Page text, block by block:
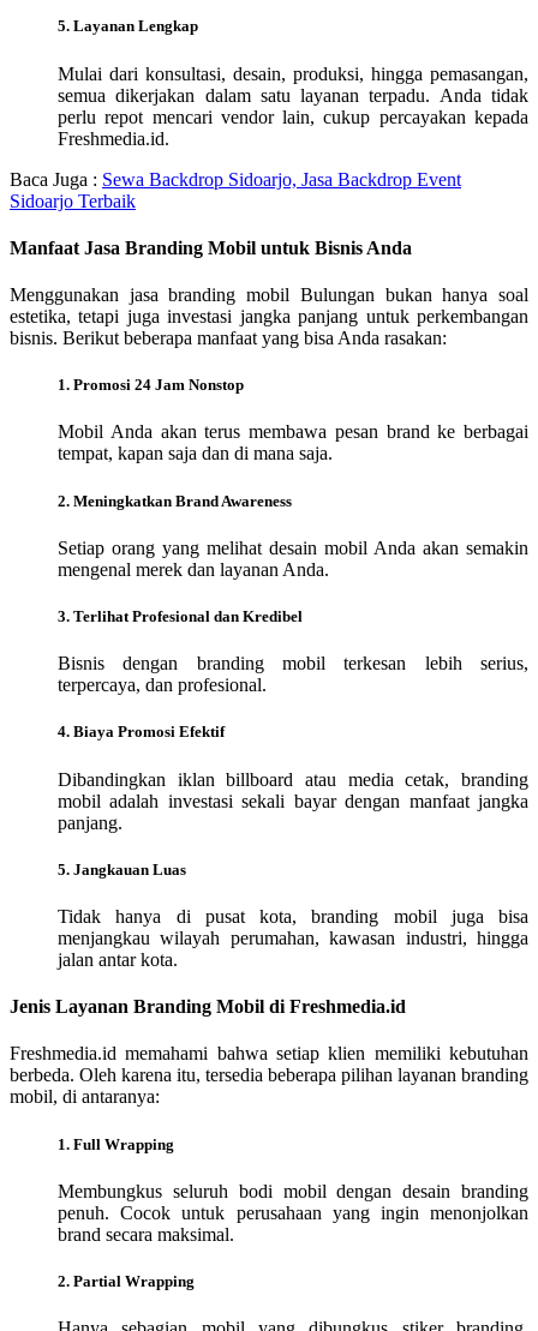
5. Layanan Lengkap
Mulai dari konsultasi, desain, produksi, hingga pemasangan,
semua dikerjakan dalam satu layanan terpadu. Anda tidak
perlu repot mencari vendor lain, cukup percayakan kepada
Freshmedia.id.
Baca Juga : Sewa Backdrop Sidoarjo, Jasa Backdrop Event
Sidoarjo Terbaik
Manfaat Jasa Branding Mobil untuk Bisnis Anda
Menggunakan jasa branding mobil Bulungan bukan hanya soal
estetika, tetapi juga investasi jangka panjang untuk perkembangan
bisnis. Berikut beberapa manfaat yang bisa Anda rasakan:
1. Promosi 24 Jam Nonstop
Mobil Anda akan terus membawa pesan brand ke berbagai
tempat, kapan saja dan di mana saja.
2. Meningkatkan Brand Awareness
Setiap orang yang melihat desain mobil Anda akan semakin
mengenal merek dan layanan Anda.
3. Terlihat Profesional dan Kredibel
Bisnis dengan branding mobil terkesan lebih serius,
terpercaya, dan profesional.
4. Biaya Promosi Efektif
Dibandingkan iklan billboard atau media cetak, branding
mobil adalah investasi sekali bayar dengan manfaat jangka
panjang.
5. Jangkauan Luas
Tidak hanya di pusat kota, branding mobil juga bisa
menjangkau wilayah perumahan, kawasan industri, hingga
jalan antar kota.
Jenis Layanan Branding Mobil di Freshmedia.id
Freshmedia.id memahami bahwa setiap klien memiliki kebutuhan
berbeda. Oleh karena itu, tersedia beberapa pilihan layanan branding
mobil, di antaranya:
1. Full Wrapping
Membungkus seluruh bodi mobil dengan desain branding
penuh. Cocok untuk perusahaan yang ingin menonjolkan
brand secara maksimal.
2. Partial Wrapping